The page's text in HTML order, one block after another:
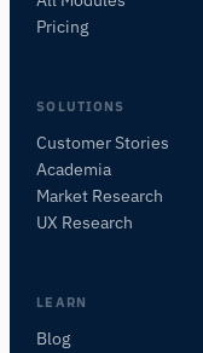
Pricing
SOLUTIONS
Customer Stories
Academia
Market Research
UX Research
LEARN
Blog
研究方法、